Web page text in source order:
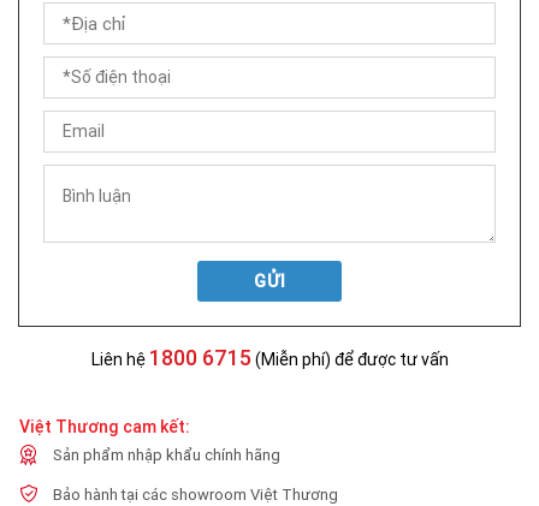
GỬI
Liên hệ 1800 6715 (Miễn phí) để được tư vấn
Việt Thương cam kết:
Sản phẩm nhập khẩu chính hãng
Bảo hành tại các showroom Việt Thương